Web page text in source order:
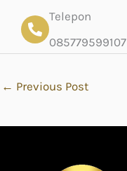
Telepon
085779599107
← Previous Post